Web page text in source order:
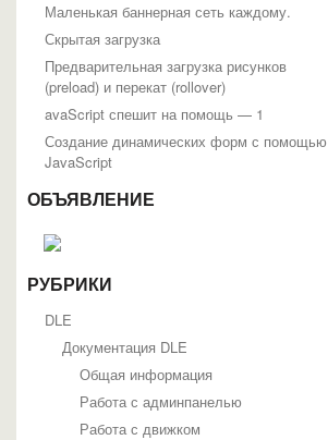
Маленькая баннерная сеть каждому.
Скрытая загрузка
Предварительная загрузка рисунков
(preload) и перекат (rollover)
avaScript спешит на помощь — 1
Создание динамических форм с помощью
JavaScript
ОБЪЯВЛЕНИЕ
РУБРИКИ
DLE
Документация DLE
Общая информация
Работа с админпанелью
Работа с движком